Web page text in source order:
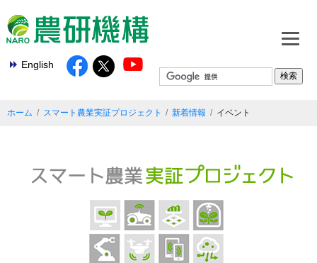
English
ホーム スマート農業実証プロジェクト 新着情報 イベント